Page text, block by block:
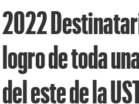
2022
logro de toda
del este de la